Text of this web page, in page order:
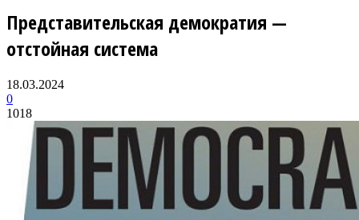
Представительская демократия —
отстойная система
18.03.2024
0
1018